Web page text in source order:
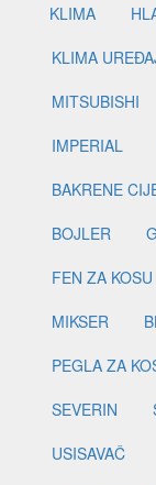
KLIMA
KLIMA
MITSUBISHI
IMPERIAL
BAKRENE
BOJLER
FEN ZA KOSU
MIKSER
PEGLA ZA
SEVERIN
USISAVAČ